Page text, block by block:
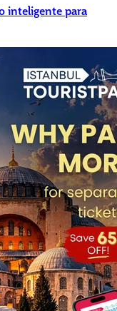
inteligente para